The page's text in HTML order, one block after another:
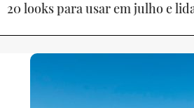
20 looks para usar em julho e